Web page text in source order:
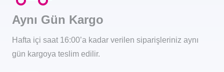
Aynı Gün Kargo
Hafta içi saat 16:00’a kadar verilen siparişleriniz aynı
gün kargoya teslim edilir.